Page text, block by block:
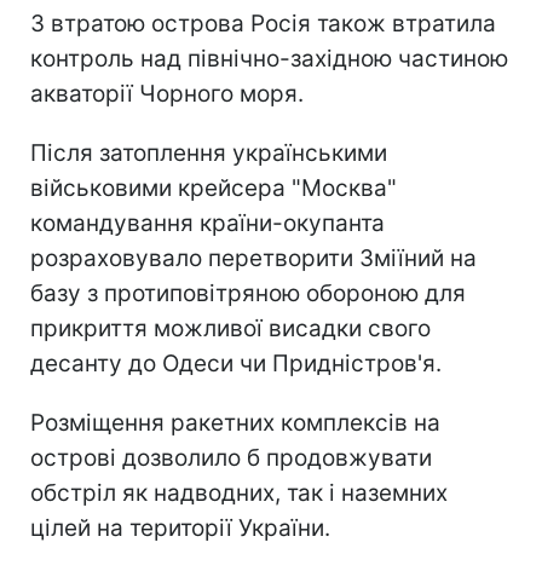
З втратою острова Росія також втратила
контроль над північно-західною частиною
акваторії Чорного моря.
Після затоплення українськими
військовими крейсера "Москва"
командування країни-окупанта
розраховувало перетворити Зміїний на
базу з протиповітряною обороною для
прикриття можливої ​​висадки свого
десанту до Одеси чи Придністров'я.
Розміщення ракетних комплексів на
острові дозволило б продовжувати
обстріл як надводних, так і наземних
цілей на території України.